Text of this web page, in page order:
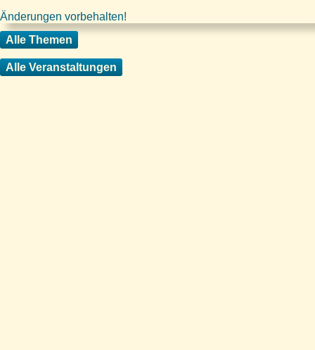
Änderungen vorbehalten!
Alle Themen
Alle Veranstaltungen